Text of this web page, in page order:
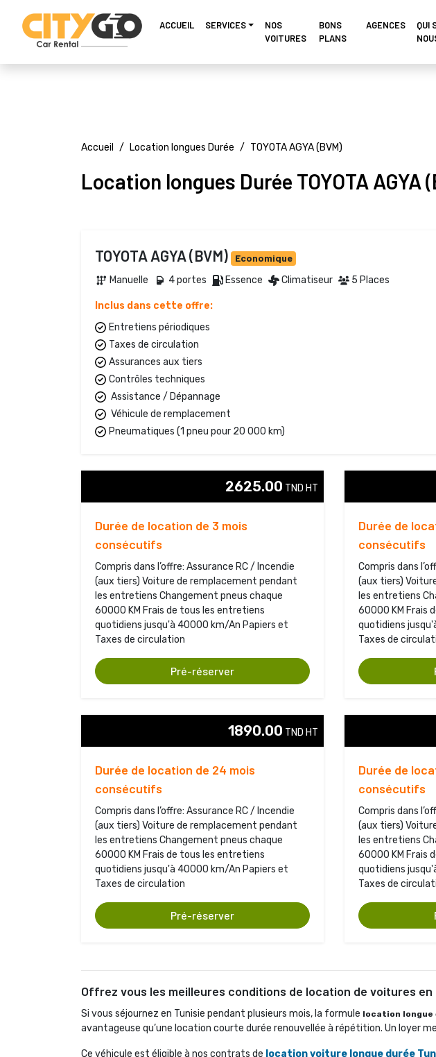
ACCUEIL SERVICES
NOS
VOITURES
BONS
PLANS
AGENCES
QUI
Accueil Location longues Durée TOYOTA AGYA (BVM)
Location longues Durée TOYOTA AGYA
TOYOTA AGYA (BVM)
Economique
Manuelle
4 portes Essence Climatiseur 5 Places
Inclus dans cette offre:
Entretiens périodiques
Taxes de circulation
Assurances aux tiers
Contrôles techniques
Assistance / Dépannage
Véhicule de remplacement
Pneumatiques (1 pneu pour 20 000 km)
2625.00 TND HT
Durée de location de 3 mois
consécutifs
Compris dans l’offre: Assurance RC / Incendie
(aux tiers) Voiture de remplacement pendant
les entretiens Changement pneus chaque
60000 KM Frais de tous les entretiens
quotidiens jusqu'à 40000 km/An Papiers et
Taxes de circulation
Pré-réserver
Durée de
consécutifs
Compris dans
(aux tiers)
les entretiens
60000 KM Frais
quotidiens
Taxes de
1890.00 TND HT
Durée de location de 24 mois
consécutifs
Compris dans l’offre: Assurance RC / Incendie
(aux tiers) Voiture de remplacement pendant
les entretiens Changement pneus chaque
60000 KM Frais de tous les entretiens
quotidiens jusqu'à 40000 km/An Papiers et
Taxes de circulation
Pré-réserver
Durée de
consécutifs
Compris dans
(aux tiers)
les entretiens
60000 KM Frais
quotidiens
Taxes de
Offrez vous les meilleures conditions de location de voitures
Si vous séjournez en Tunisie pendant plusieurs mois, la formule location longue
avantageuse qu’une location courte durée renouvellée à répétition. Un loyer
Ce véhicule est éligible à nos contrats de location voiture longue durée